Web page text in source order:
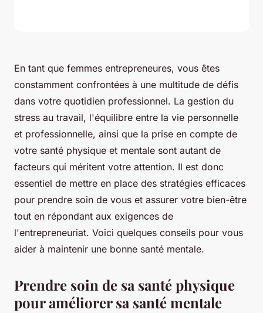
En tant que femmes entrepreneures, vous êtes
constamment confrontées à une multitude de défis
dans votre quotidien professionnel. La gestion du
stress au travail, l'équilibre entre la vie personnelle
et professionnelle, ainsi que la prise en compte de
votre santé physique et mentale sont autant de
facteurs qui méritent votre attention. Il est donc
essentiel de mettre en place des stratégies efficaces
pour prendre soin de vous et assurer votre bien-être
tout en répondant aux exigences de
l'entrepreneuriat. Voici quelques conseils pour vous
aider à maintenir une bonne santé mentale.
Prendre soin de sa santé physique
pour améliorer sa santé mentale